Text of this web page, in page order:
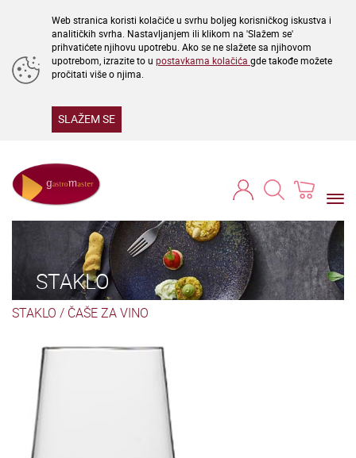
Web stranica koristi kolačiće u svrhu boljeg korisničkog iskustva i
analitičkih svrha. Nastavljanjem ili klikom na 'Slažem se'
prihvatićete njihovu upotrebu. Ako se ne slažete sa njihovom
upotrebom, izrazite to u postavkama kolačića gde takođe možete
pročitati više o njima.
SLAŽEM SE
STAKLO
STAKLO / ČAŠE ZA VINO